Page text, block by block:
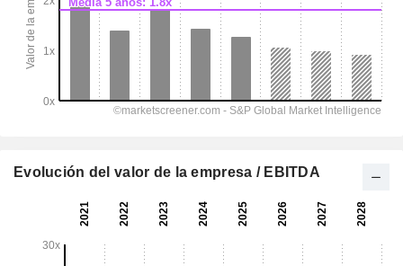
Evolución del valor de la empresa / EBITDA